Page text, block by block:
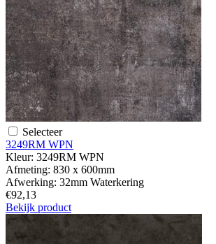
Selecteer
3249RM WPN
Kleur: 3249RM WPN
Afmeting: 830 x 600mm
Afwerking: 32mm Waterkering
€92,13
Bekijk product